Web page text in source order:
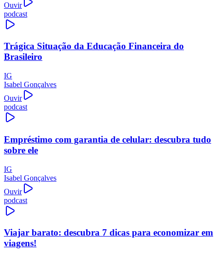
Ouvir
podcast
Trágica Situação da Educação Financeira do
Brasileiro
IG
Isabel Gonçalves
Ouvir
podcast
Empréstimo com garantia de celular: descubra tudo
sobre ele
IG
Isabel Gonçalves
Ouvir
podcast
Viajar barato: descubra 7 dicas para economizar em
viagens!